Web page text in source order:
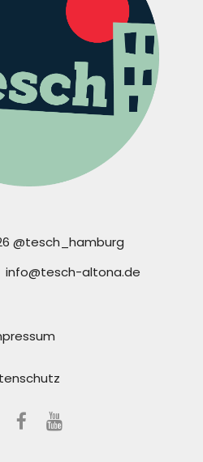
@tesch_hamburg
info@tesch-altona.de